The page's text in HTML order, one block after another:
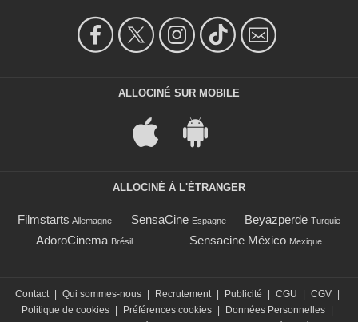
ALLOCINÉ SUR MOBILE
ALLOCINÉ À L'ÉTRANGER
Filmstarts Allemagne SensaCine Espagne Beyazperde Turquie
AdoroCinema Brésil Sensacine México Mexique
Contact Qui sommes-nous Recrutement Publicité CGU CGV
Politique de cookies
Préférences cookies Données Personnelles